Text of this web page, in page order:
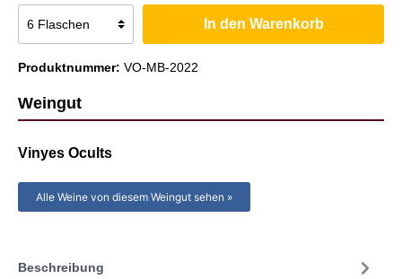
In den Warenkorb
Produktnummer: VO-MB-2022
Weingut
Vinyes Ocults
Alle Weine von diesem Weingut sehen »
Beschreibung